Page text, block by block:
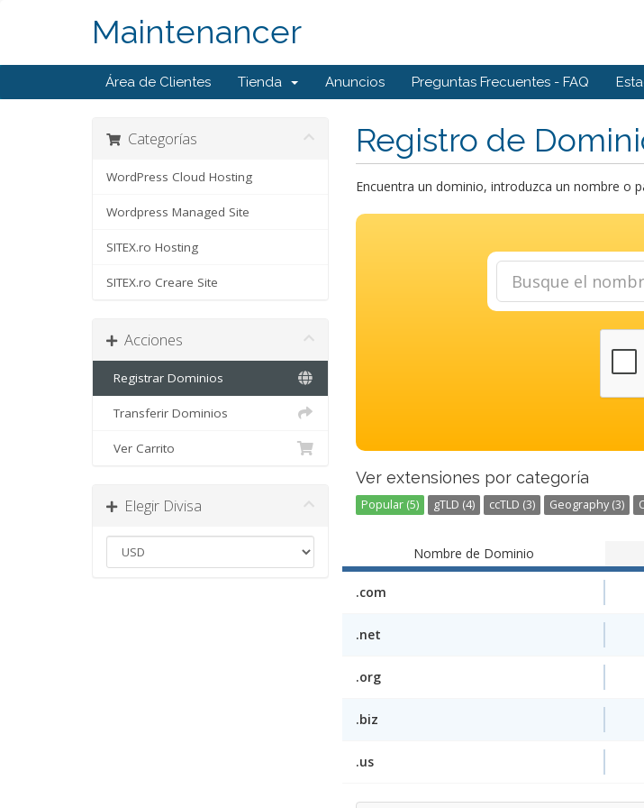
Maintenancer
Área de Clientes Tienda Anuncios Preguntas Frecuentes - FAQ
Registro de
Categorías
WordPress Cloud Hosting
Wordpress Managed Site
SITEX.ro Hosting
SITEX.ro Creare Site
Acciones
Registrar Dominios
Transferir Dominios
Ver Carrito
Elegir Divisa
Encuentra un dominio, introduzca un nombre o
Ver extensiones por categoría
Popular (5) gTLD (4) ccTLD (3) Geography (3)
Nombre de Dominio
.com
.net
.org
.biz
.us